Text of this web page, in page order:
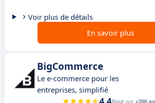
Voir plus de détails
En savoir plus
BigCommerce
Le e-commerce pour les
entreprises, simplifié
Basé sur +200